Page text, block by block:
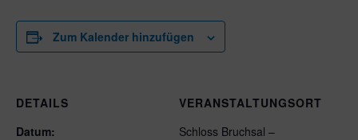
Zum Kalender hinzufügen
DETAILS
Datum:
VERANSTALTUNGSORT
Schloss Bruchsal –